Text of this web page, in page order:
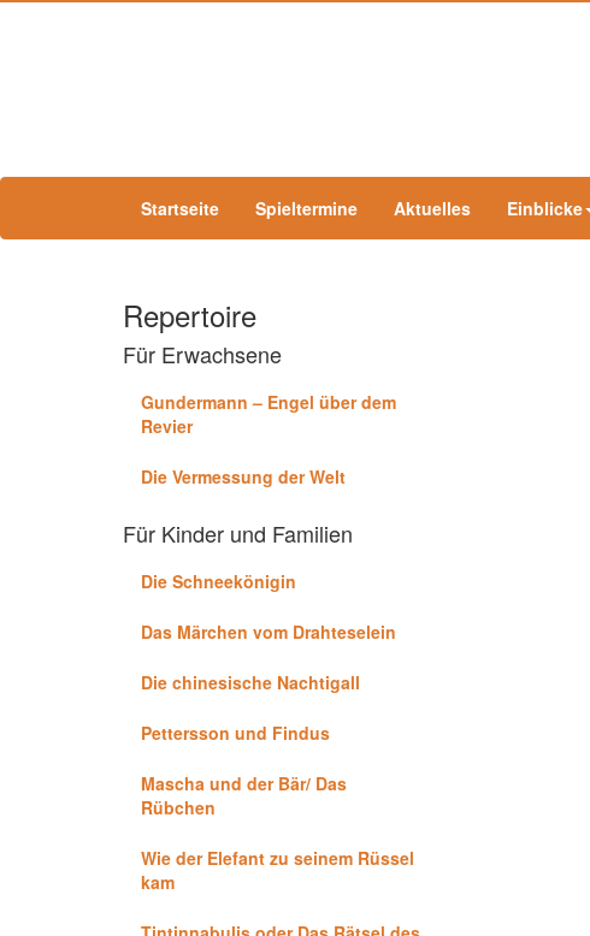
Startseite Spieltermine Aktuelles Einblicke
Repertoire
Für Erwachsene
Gundermann – Engel über dem
Revier
Die Vermessung der Welt
Für Kinder und Familien
Die Schneekönigin
Das Märchen vom Drahteselein
Die chinesische Nachtigall
Pettersson und Findus
Mascha und der Bär/ Das
Rübchen
Wie der Elefant zu seinem Rüssel
kam